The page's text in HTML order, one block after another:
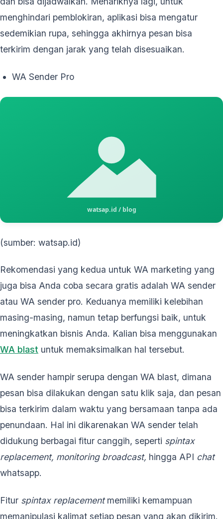
menghindari pemblokiran, aplikasi bisa mengatur
sedemikian rupa, sehingga akhirnya pesan bisa
terkirim dengan jarak yang telah disesuaikan.
WA Sender Pro
(sumber: watsap.id)
Rekomendasi yang kedua untuk WA marketing yang
juga bisa Anda coba secara gratis adalah WA sender
atau WA sender pro. Keduanya memiliki kelebihan
masing-masing, namun tetap berfungsi baik, untuk
meningkatkan bisnis Anda. Kalian bisa menggunakan
WA blast untuk memaksimalkan hal tersebut.
WA sender hampir serupa dengan WA blast, dimana
pesan bisa dilakukan dengan satu klik saja, dan pesan
bisa terkirim dalam waktu yang bersamaan tanpa ada
penundaan. Hal ini dikarenakan WA sender telah
didukung berbagai fitur canggih, seperti spintax
replacement, monitoring broadcast, hingga API chat
whatsapp.
Fitur spintax replacementmemiliki kemampuan
memanipulasi kalimat setiap pesan yang akan dikirim.